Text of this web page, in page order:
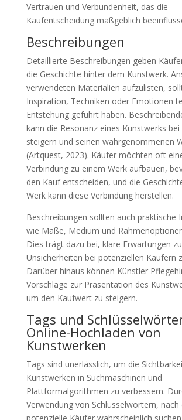
Vertrauen und Verbundenheit, das die
Kaufentscheidung maßgeblich
Beschreibungen
Detaillierte Beschreibungen geben
die Geschichte hinter dem Kunstwerk.
verwendeten Materialien aufzulisten,
Inspiration, Techniken oder Emotionen
Entstehung geführt haben.
kann die Resonanz eines Kunstwerks
steigern und seinen wahrgenommenen
(Artquest, 2023). Käufer möchten oft
Verbindung zu einem Werk aufbauen,
den Kauf entscheiden, und die
Werk kann diese Verbindung herstellen.
Beschreibungen sollten auch praktische
wie Maße, Medium und
Dies trägt dazu bei, klare Erwartungen
Unsicherheiten bei potenziellen Käufern
Darüber hinaus können Künstler
Vorschläge zur Präsentation des
um den Kaufwert zu steigern.
Tags und
Online-Hochladen von
Kunstwerken
Tags sind unerlässlich, um die
Kunstwerken in Suchmaschinen und
Plattformalgorithmen zu verbessern.
Verwendung von Schlüsselwörtern, nach
potenzielle Käufer wahrscheinlich